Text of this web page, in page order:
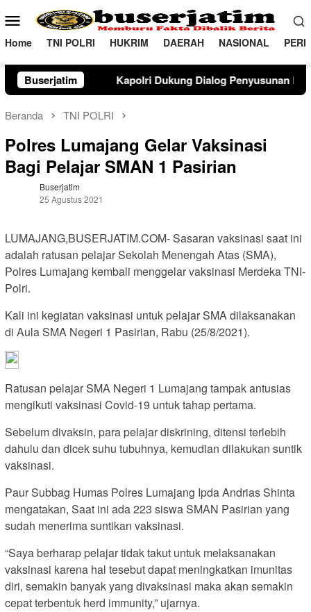
ke
konten
Menu
Mobile
Home TNI POLRI HUKRIM DAERAH NASIONAL
Buserjatim
Dukung Dialog Penyusunan RUU Ketenagakerjaan, Siap
Beranda TNI POLRI
Polres Lumajang Gelar Vaksinasi
Bagi Pelajar SMAN 1 Pasirian
Buserjatim
25 Agustus 2021
LUMAJANG,BUSERJATIM.COM- Sasaran vaksinasi saat ini
adalah ratusan pelajar Sekolah Menengah Atas (SMA),
Polres Lumajang kembali menggelar vaksinasi Merdeka TNI-
Polri.
Kali ini kegiatan vaksinasi untuk pelajar SMA dilaksanakan
di Aula SMA Negeri 1 Pasirian, Rabu (25/8/2021).
Ratusan pelajar SMA Negeri 1 Lumajang tampak antusias
mengikuti vaksinasi Covid-19 untuk tahap pertama.
Sebelum divaksin, para pelajar diskrining, ditensi terlebih
dahulu dan dicek suhu tubuhnya, kemudian dilakukan suntik
vaksinasi.
Paur Subbag Humas Polres Lumajang Ipda Andrias Shinta
mengatakan, Saat ini ada 223 siswa SMAN Pasirian yang
sudah menerima suntikan vaksinasi.
“Saya berharap pelajar tidak takut untuk melaksanakan
vaksinasi karena hal tesebut dapat meningkatkan imunitas
diri, semakin banyak yang divaksinasi maka akan semakin
cepat terbentuk herd immunity,” ujarnya.